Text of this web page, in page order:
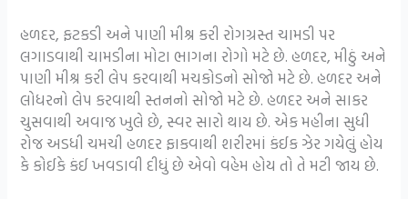
હળદર, ફટકડી અને પાણી મીશ્ર કરી રોગગ્રસ્ત ચામડી પર
લગાડવાથી ચામડીના મોટા ભાગના રોગો મટે છે. હળદર, મીઠું અને
પાણી મીશ્ર કરી લેપ કરવાથી મચકોડનો સોજો મટે છે. હળદર અને
લોધરનો લેપ કરવાથી સ્તનનો સોજો મટે છે. હળદર અને સાકર
ચુસવાથી અવાજ ખુલે છે, સ્વર સારો થાય છે. એક મહીના સુધી
રોજ અડધી ચમચી હળદર ફાકવાથી શરીરમાં કંઈક ઝેર ગયેલું હોય
કે કોઈકે કંઈ ખવડાવી દીધું છે એવો વહેમ હોય તો તે મટી જાય છે.